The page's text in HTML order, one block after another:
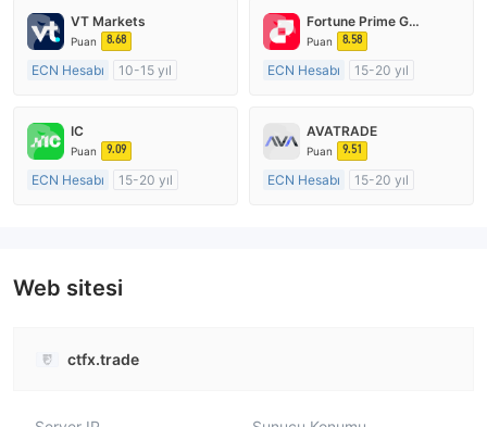
VT Markets
Puan 8.68
ECN Hesabı
10-15 yıl
Pazar Yapıcılık (MM)
MT4 Tam Lisans
Fortune Prime Global
Puan 8.58
ECN Hesabı
15-20 yıl
MT4 Tam Lisans
IC
Puan 9.09
ECN Hesabı
15-20 yıl
AVATRADE
Puan 9.51
ECN Hesabı
15-20 yıl
Web sitesi
ctfx.trade